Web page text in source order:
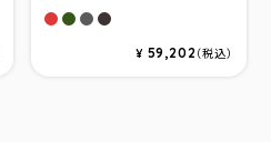
レッド/シルバー
グリーン/サテングリーン
ガンメタル/サテンガン
サテンブラック/ブラ
¥ 59,202 （税込）